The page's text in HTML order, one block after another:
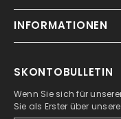
INFORMATIONEN
SKONTOBULLETIN
Wenn Sie sich für
Sie als Erster über